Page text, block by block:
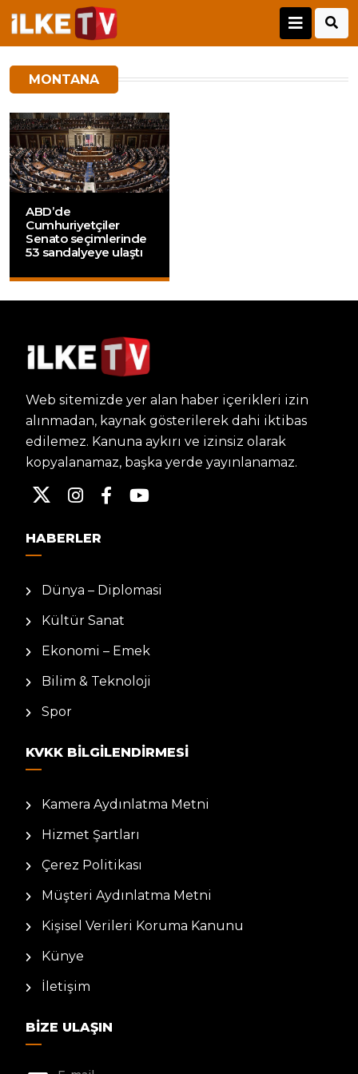
MONTANA
ABD’de
Cumhuriyetçiler
Senato seçimlerinde
53 sandalyeye ulaştı
Web sitemizde yer alan haber içerikleri izin
alınmadan, kaynak gösterilerek dahi iktibas
edilemez. Kanuna aykırı ve izinsiz olarak
kopyalanamaz, başka yerde yayınlanamaz.
HABERLER
Dünya – Diplomasi
Kültür Sanat
Ekonomi – Emek
Bilim & Teknoloji
Spor
KVKK BILGILENDIRMESI
Kamera Aydınlatma Metni
Hizmet Şartları
Çerez Politikası
Müşteri Aydınlatma Metni
Kişisel Verileri Koruma Kanunu
Künye
İletişim
BIZE ULAŞIN